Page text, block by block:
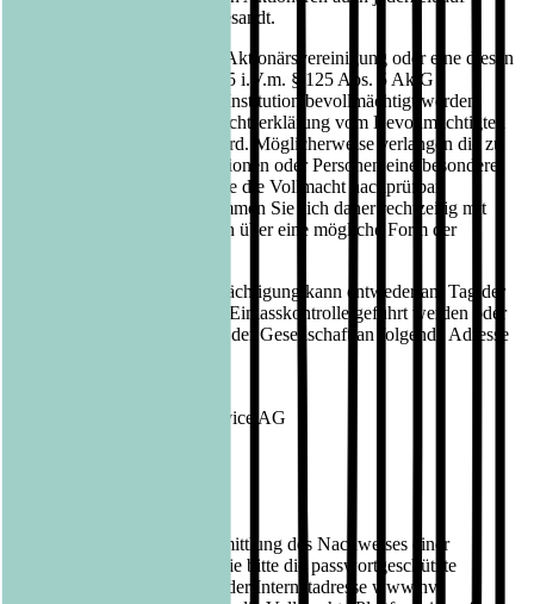
schriftliches Verlangen zugesandt.
Soll ein Kreditinstitut, eine Aktionärsvereinigung oder eine diesen
nach § 135 AktG oder § 135 i.V.m. § 125 Abs. 5 AktG
gleichgestellte Person oder Institution bevollmächtigt werden,
genügt es, wenn die Vollmachtserklärung vom Bevollmächtigten
nachprüfbar festgehalten wird. Möglicherweise verlangen die zu
bevollmächtigenden Institutionen oder Personen eine besondere
Form der Vollmacht, weil sie die Vollmacht nachprüfbar
festhalten müssen. Bitte stimmen Sie sich daher rechtzeitig mit
dem zu Bevollmächtigenden über eine mögliche Form der
Der Nachweis der Bevollmächtigung kann entweder am Tag der
Hauptversammlung bei der Einlasskontrolle geführt werden oder
durch Erklärung gegenüber der Gesellschaft an folgende Adresse
c/o PR IM TURM HV-Service AG
Für die elektronische Übermittlung des Nachweises einer
Bevollmächtigung nutzen Sie bitte die passwortgeschützte
Vollmachts-Plattform unter der Internetadresse www.hv-